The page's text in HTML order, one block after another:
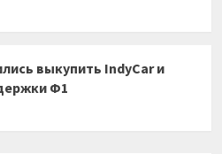
выкупить IndyCar и
Ф1